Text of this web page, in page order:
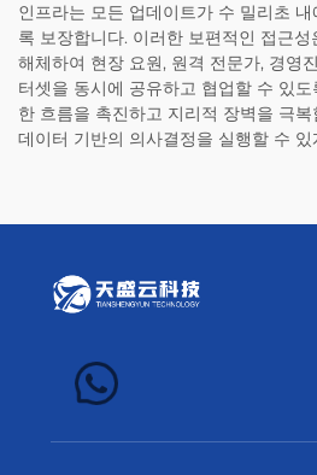
인프라는 모든 업데이트가 수 밀리초
록 보장합니다. 이러한 보편적인 접근
해체하여 현장 요원, 원격 전문가, 경영
터셋을 동시에 공유하고 협업할 수 있
한 흐름을 촉진하고 지리적 장벽을 극
데이터 기반의 의사결정을 실행할 수 있